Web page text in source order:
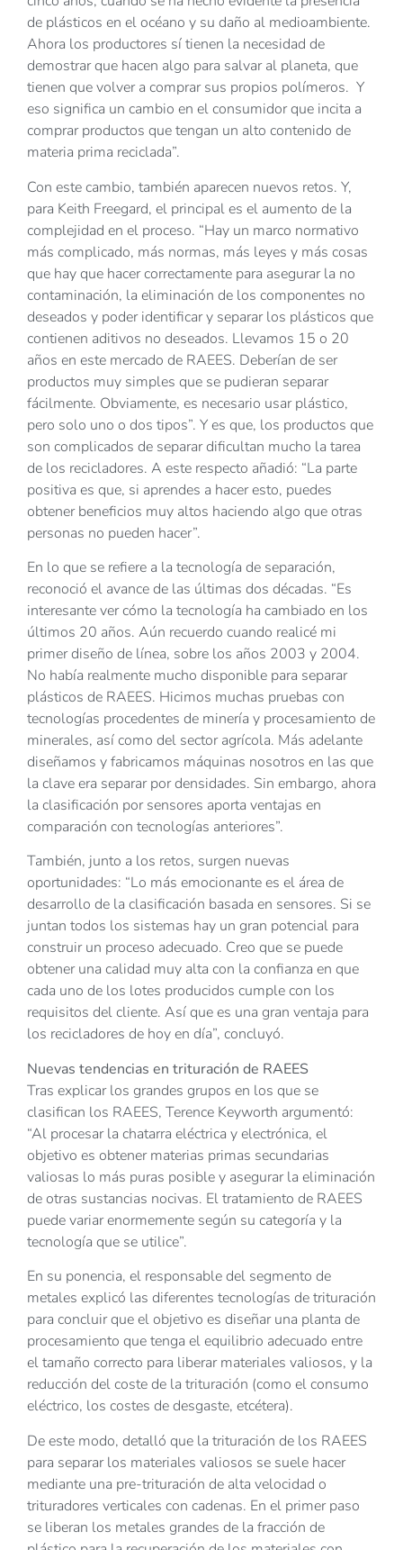
de plásticos en el océano y su daño al medioambiente.
Ahora los productores sí tienen la necesidad de
demostrar que hacen algo para salvar al planeta, que
tienen que volver a comprar sus propios polímeros. Y
eso significa un cambio en el consumidor que incita a
comprar productos que tengan un alto contenido de
materia prima reciclada”.
Con este cambio, también aparecen nuevos retos. Y,
para Keith Freegard, el principal es el aumento de la
complejidad en el proceso. “Hay un marco normativo
más complicado, más normas, más leyes y más cosas
que hay que hacer correctamente para asegurar la no
contaminación, la eliminación de los componentes no
deseados y poder identificar y separar los plásticos que
contienen aditivos no deseados. Llevamos 15 o 20
años en este mercado de RAEES. Deberían de ser
productos muy simples que se pudieran separar
fácilmente. Obviamente, es necesario usar plástico,
pero solo uno o dos tipos”. Y es que, los productos que
son complicados de separar dificultan mucho la tarea
de los recicladores. A este respecto añadió: “La parte
positiva es que, si aprendes a hacer esto, puedes
obtener beneficios muy altos haciendo algo que otras
personas no pueden hacer”.
En lo que se refiere a la tecnología de separación,
reconoció el avance de las últimas dos décadas. “Es
interesante ver cómo la tecnología ha cambiado en los
últimos 20 años. Aún recuerdo cuando realicé mi
primer diseño de línea, sobre los años 2003 y 2004.
No había realmente mucho disponible para separar
plásticos de RAEES. Hicimos muchas pruebas con
tecnologías procedentes de minería y procesamiento de
minerales, así como del sector agrícola. Más adelante
diseñamos y fabricamos máquinas nosotros en las que
la clave era separar por densidades. Sin embargo, ahora
la clasificación por sensores aporta ventajas en
comparación con tecnologías anteriores”.
También, junto a los retos, surgen nuevas
oportunidades: “Lo más emocionante es el área de
desarrollo de la clasificación basada en sensores. Si se
juntan todos los sistemas hay un gran potencial para
construir un proceso adecuado. Creo que se puede
obtener una calidad muy alta con la confianza en que
cada uno de los lotes producidos cumple con los
requisitos del cliente. Así que es una gran ventaja para
los recicladores de hoy en día”, concluyó.
Nuevas tendencias en trituración de RAEES
Tras explicar los grandes grupos en los que se
clasifican los RAEES, Terence Keyworth argumentó:
“Al procesar la chatarra eléctrica y electrónica, el
objetivo es obtener materias primas secundarias
valiosas lo más puras posible y asegurar la eliminación
de otras sustancias nocivas. El tratamiento de RAEES
puede variar enormemente según su categoría y la
tecnología que se utilice”.
En su ponencia, el responsable del segmento de
metales explicó las diferentes tecnologías de trituración
para concluir que el objetivo es diseñar una planta de
procesamiento que tenga el equilibrio adecuado entre
el tamaño correcto para liberar materiales valiosos, y la
reducción del coste de la trituración (como el consumo
eléctrico, los costes de desgaste, etcétera).
De este modo, detalló que la trituración de los RAEES
para separar los materiales valiosos se suele hacer
mediante una pre-trituración de alta velocidad o
trituradores verticales con cadenas. En el primer paso
se liberan los metales grandes de la fracción de